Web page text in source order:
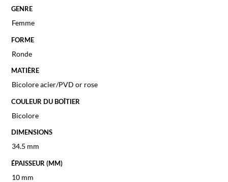
GENRE
Femme
FORME
Ronde
MATIÈRE
Bicolore acier/PVD or rose
COULEUR DU BOÎTIER
Bicolore
DIMENSIONS
34.5 mm
ÉPAISSEUR (MM)
10 mm